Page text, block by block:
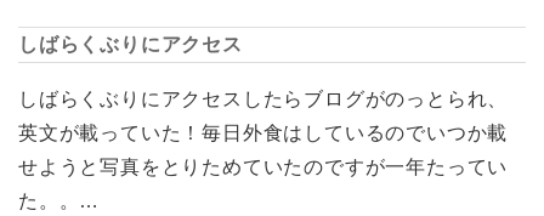
しばらくぶりにアクセス
しばらくぶりにアクセスしたらブログがのっとられ、
英文が載っていた！毎日外食はしているのでいつか載
せようと写真をとりためていたのですが一年たってい
た。。…